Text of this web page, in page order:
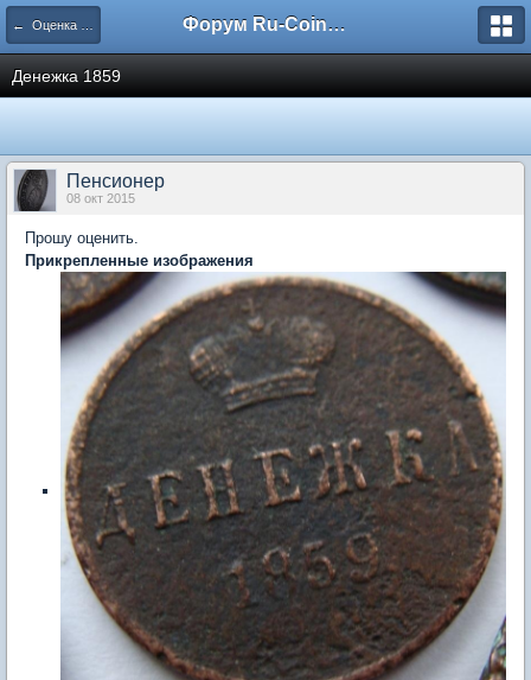
← Оценка монет царской России Форум Ru-Coin.ru
Денежка 1859
Пенсионер
08 окт 2015
Прошу оценить.
Прикрепленные изображения